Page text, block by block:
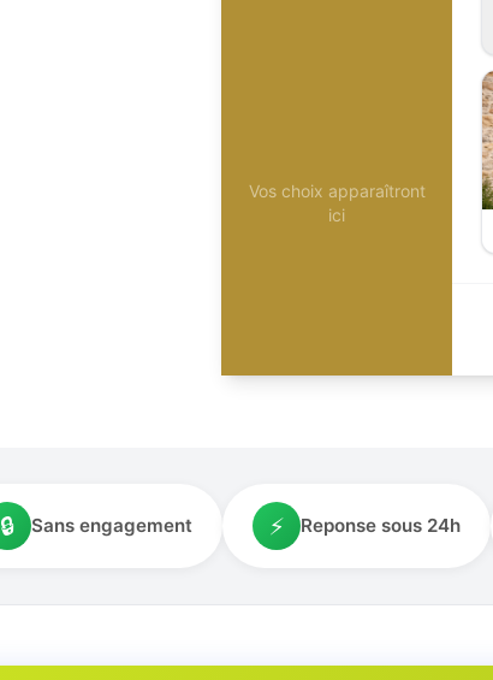
Vos choix apparaîtront
ici
🔒 Sans engagement ⚡ Reponse sous 24h